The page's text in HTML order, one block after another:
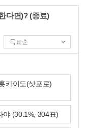
다면)? (종료)
카이도(삿포로)
야 (30.1%, 304표)